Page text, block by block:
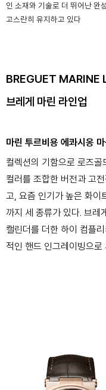
인 소재와 기술로 더 뛰어난 완
고스란히 유지하고 있다
BREGUET MARINE
브레게 마린 라인업
마린 투르비용 에콰시옹
컬렉션의 기함으로 로즈골
컬러를 조합한 버전과 고
고, 요즘 인기가 높은 화이
까지 세 종류가 있다. 브레
캘린더를 더한 하이 컴플
적인 핸드 인그레이빙으